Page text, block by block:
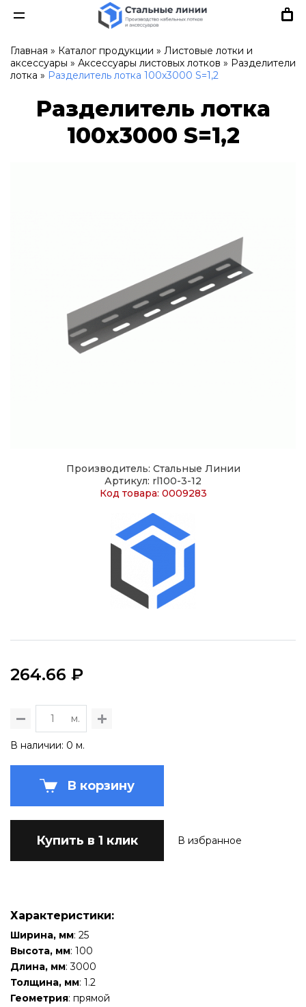
Главная » Каталог продукции » Листовые лотки и
аксессуары » Аксессуары листовых лотков » Разделители
лотка » Разделитель лотка 100х3000 S=1,2
Разделитель лотка
100х3000 S=1,2
Производитель: Стальные Линии
Артикул: rl100-3-12
Код товара: 0009283
264.66 ₽
м.
В наличии: 0 м.
В корзину
Купить в 1 клик В избранное
Характеристики:
Ширина, мм: 25
Высота, мм: 100
Длина, мм: 3000
Толщина, мм: 1.2
Геометрия: прямой